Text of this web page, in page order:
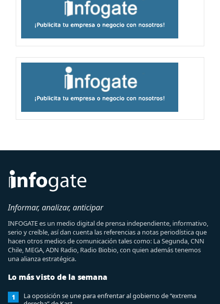
Informar, analizar, anticipar
INFOGATE es un medio digital de prensa independiente, informativo,
serio y creíble, así dan cuenta las referencias a notas periodística que
hacen otros medios de comunicación tales como: La Segunda, CNN
Chile, MEGA, ADN Radio, Radio Biobio, con quien además tenemos
una alianza estratégica.
Lo más visto de la semana
1
La oposición se une para enfrentar al gobierno de “extrema